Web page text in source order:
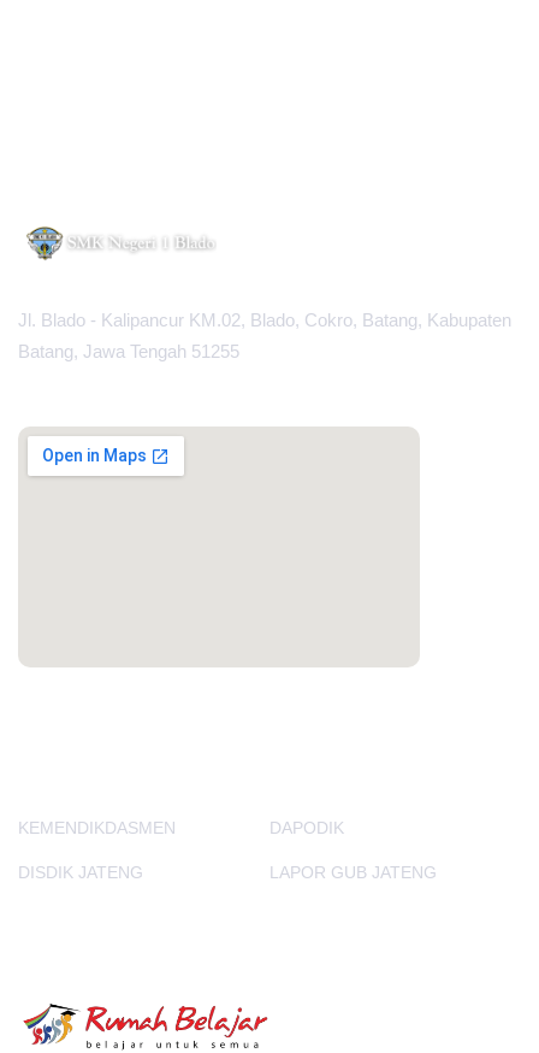
Jl. Blado - Kalipancur KM.02, Blado, Cokro, Batang, Kabupaten
Batang, Jawa Tengah 51255
KEMENDIKDASMEN DAPODIK
DISDIK JATENG LAPOR GUB JATENG